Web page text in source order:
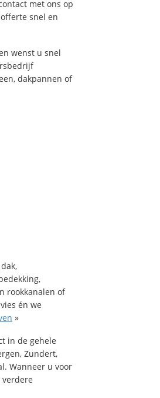
met ons op
snel en
wenst u snel
dakpannen of
rookkanalen of
én we
»
in de gehele
Zundert,
Wanneer u voor
verdere